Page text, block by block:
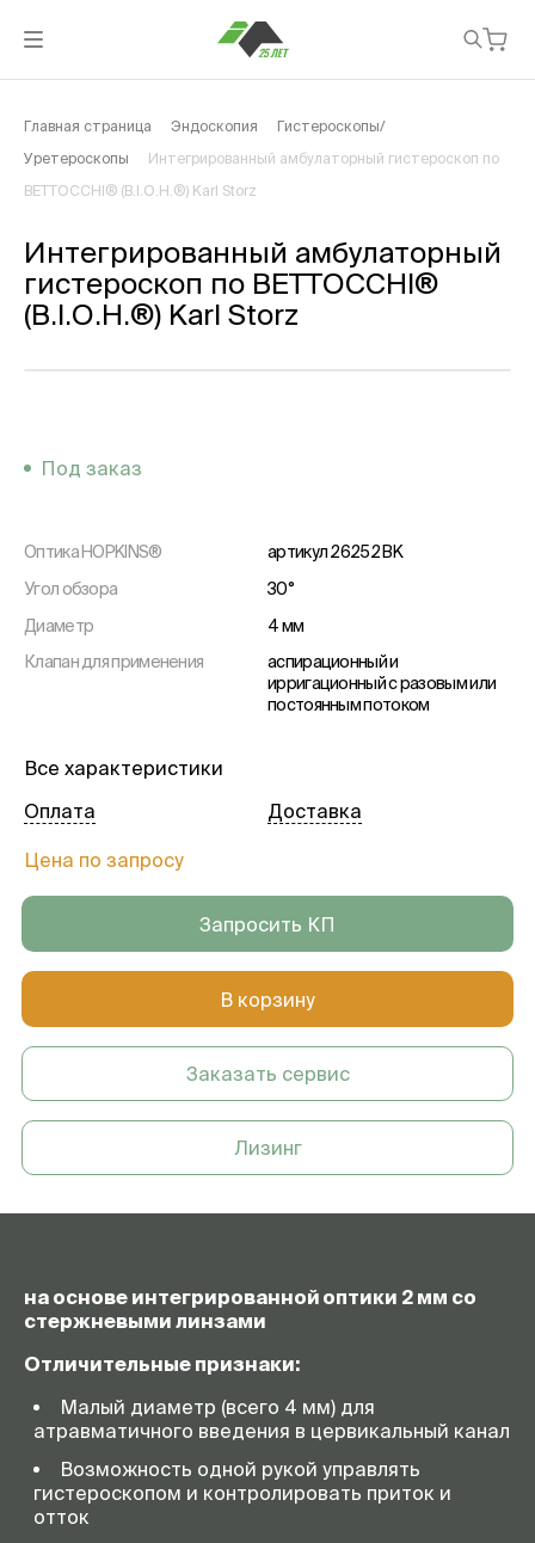
Главная страница Эндоскопия Гистероскопы/
Уретероскопы Интегрированный амбулаторный гистероскоп по
BETTOCCHI® (B.I.O.H.®) Karl Storz
Интегрированный амбулаторный
гистероскоп по BETTOCCHI®
(B.I.O.H.®) Karl Storz
Под заказ
Оптика HOPKINS®
артикул 26252 BK
Угол обзора
30°
Диаметр
4 мм
Клапан для применения
аспирационный и
ирригационный с разовым или
постоянным потоком
Монтажное приспособление
для клапанов B.I.O.H.®
Все характеристики
Цена по запросу
Оплата Доставка
Запросить КП
В корзину
Заказать сервис
Лизинг
на основе интегрированной оптики 2 мм со
стержневыми линзами
Отличительные признаки:
Малый диаметр (всего 4 мм) для
атравматичного введения в цервикальный канал
Возможность одной рукой управлять
гистероскопом и контролировать приток и
отток